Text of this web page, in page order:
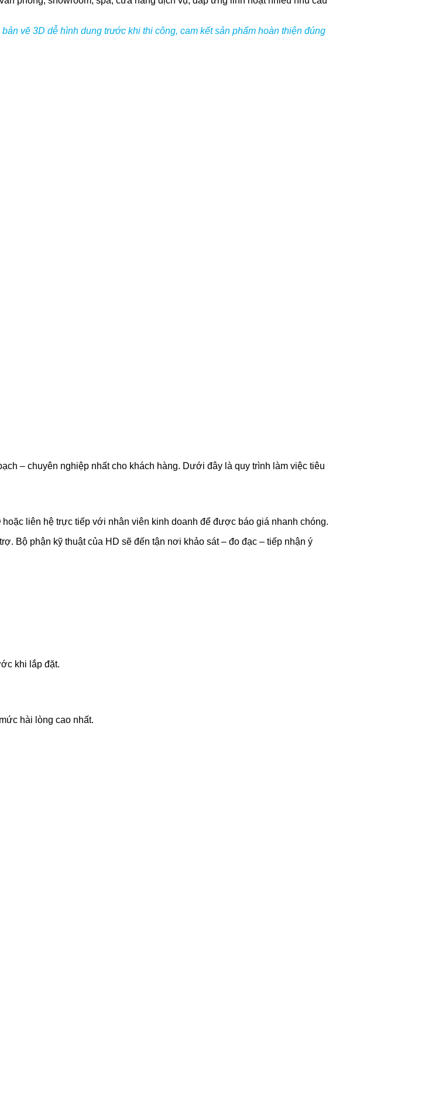
vẽ 3D dễ hình dung trước khi thi công, cam kết sản phẩm hoàn thiện đúng
– chuyên nghiệp nhất cho khách hàng. Dưới đây là quy trình làm việc tiêu
liên hệ trực tiếp với nhân viên kinh doanh để được báo giá nhanh chóng.
Bộ phận kỹ thuật của HD sẽ đến tận nơi khảo sát – đo đạc – tiếp nhận ý
khi lắp đặt.
hài lòng cao nhất.